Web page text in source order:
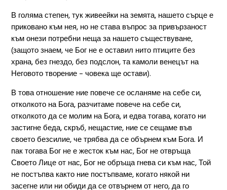
В голяма степен, тук живеейки на земята, нашето сърце е
приковано към нея, но не става въпрос за привързаност
към онези потребни неща за нашето съществуване,
(защото знаем, че Бог не е оставил нито птиците без
храна, без гнездо, без подслон, та камоли венецът на
Неговото творение – човека ще остави).
В това отношение ние повече се осланяме на себе си,
отколкото на Бога, разчитаме повече на себе си,
отколкото да се молим на Бога, и едва тогава, когато ни
застигне беда, скръб, нещастие, ние се сещаме във
своето безсилие, че трябва да се обърнем към Бога. И
пак тогава Бог не е жесток към нас, Бог не отвръща
Своето Лице от нас, Бог не обръща гнева си към нас, Той
не постъпва както ние постъпваме, когато някой ни
засегне или ни обиди да се отвърнем от него, да го